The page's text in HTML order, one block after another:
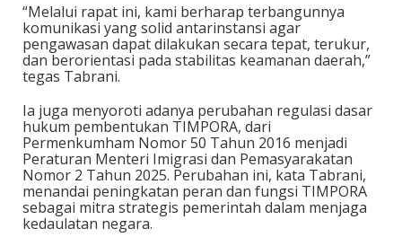
“Melalui rapat ini, kami berharap terbangunnya
komunikasi yang solid antarinstansi agar
pengawasan dapat dilakukan secara tepat, terukur,
dan berorientasi pada stabilitas keamanan daerah,”
tegas Tabrani.
Ia juga menyoroti adanya perubahan regulasi dasar
hukum pembentukan TIMPORA, dari
Permenkumham Nomor 50 Tahun 2016 menjadi
Peraturan Menteri Imigrasi dan Pemasyarakatan
Nomor 2 Tahun 2025. Perubahan ini, kata Tabrani,
menandai peningkatan peran dan fungsi TIMPORA
sebagai mitra strategis pemerintah dalam menjaga
kedaulatan negara.